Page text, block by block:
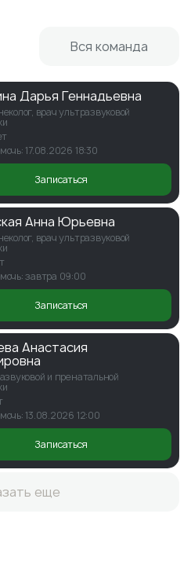
Вся команда
Дарья Геннадьевна
врач ультразвуковой
17.08.2026 18:30
Записаться
Анна Юрьевна
врач ультразвуковой
завтра 09:00
Записаться
Анастасия
и пренатальной
13.08.2026 12:00
Записаться
еще